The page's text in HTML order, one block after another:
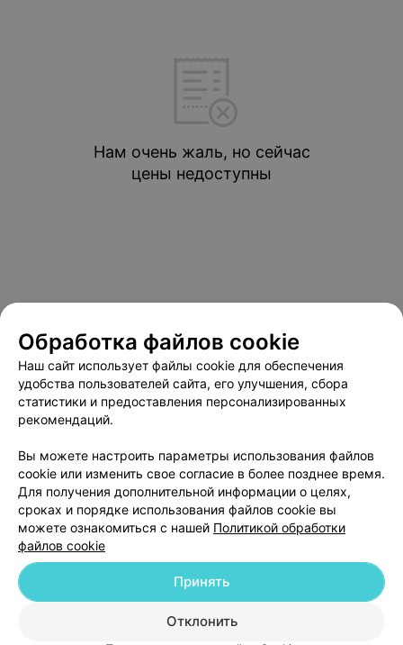
Нам очень жаль, но сейчас
цены недоступны
Медицинский маркетинг
Публичный договор
Пользовательское соглашение
Способы оплаты
Вакансии
Партнеры
Написать в поддержку
Персональные настройки cookie
Обработка персональных данных
Обработка файлов cookie
Наш сайт использует файлы cookie для обеспечения
удобства пользователей сайта, его улучшения, сбора
статистики и предоставления персонализированных
рекомендаций.
Вы можете настроить параметры использования файлов
cookie или изменить свое согласие в более позднее время.
Для получения дополнительной информации о целях,
сроках и порядке использования файлов cookie вы
можете ознакомиться с нашей Политикой обработки
файлов cookie
Отклонить
Принять